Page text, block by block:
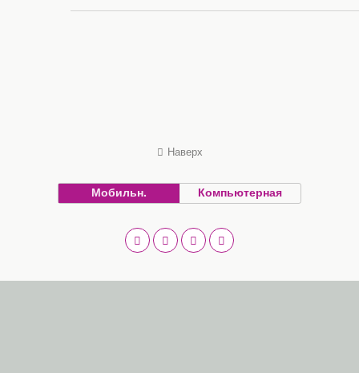
Наверх
Мобильн. Компьютерная